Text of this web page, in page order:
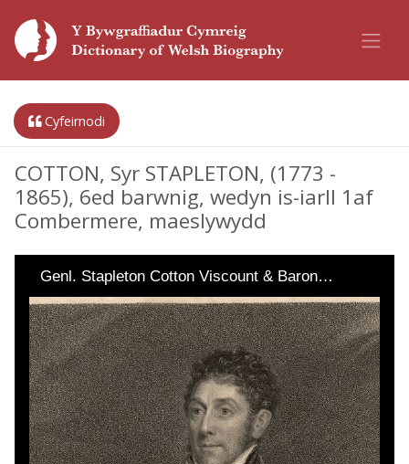
Cyfeirnodi
COTTON, Syr STAPLETON, (1773 -
1865), 6ed barwnig, wedyn is-iarll 1af
Combermere, maeslywydd
Genl. Stapleton Cotton Viscount & Baron…